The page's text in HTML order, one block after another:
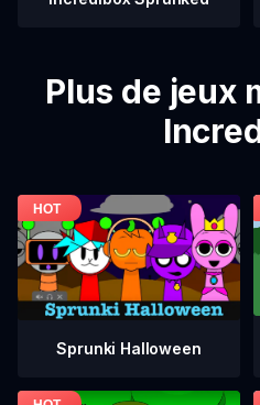
Plus de jeux
Sprunki Halloween